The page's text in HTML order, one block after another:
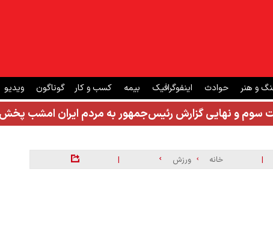
و هنر حوادث اینفوگرافیک بیمه کسب و کار گوناگون ویدیو
سوم و نهایی گزارش رئیس‌جمهور به مردم ایران امشب
| خانه ورزش |